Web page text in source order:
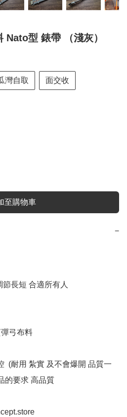
Nato型 錶帶 （淺灰）
灣自取 面交收
至購物車
−
長短 合適所有人
弓布料
(耐用 紮實 及不會爆開 品質一
的要求 高品質